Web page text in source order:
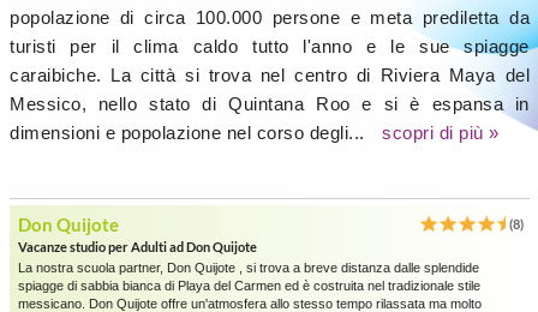
popolazione di circa 100.000 persone e meta prediletta da
turisti per il clima caldo tutto l'anno e le sue spiagge
caraibiche. La città si trova nel centro di Riviera Maya del
Messico, nello stato di Quintana Roo e si è espansa in
dimensioni e popolazione nel corso degli...
scopri di più »
Don Quijote
(8)
Vacanze studio per Adulti ad Don Quijote
La nostra scuola partner, Don Quijote , si trova a breve distanza dalle splendide
spiagge di sabbia bianca di Playa del Carmen ed è costruita nel tradizionale stile
messicano. Don Quijote offre un'atmosfera allo stesso tempo rilassata ma molto